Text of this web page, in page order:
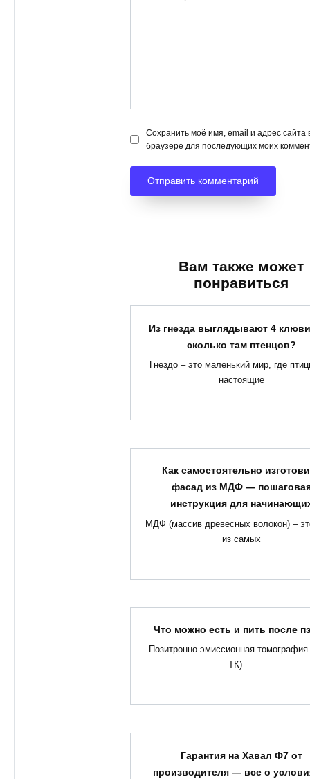
Сохранить моё имя, email и адрес сайта
браузере для последующих моих
Вам также может
понравиться
Из гнезда выглядывают 4
сколько там птенцов?
Гнездо – это маленький мир, где
настоящие
Как самостоятельно
фасад из МДФ —
инструкция для
МДФ (массив древесных волокон) –
из самых
Что можно есть и пить после
Позитронно-эмиссионная
ТК) —
Гарантия на Хавал Ф7 от
производителя — все о